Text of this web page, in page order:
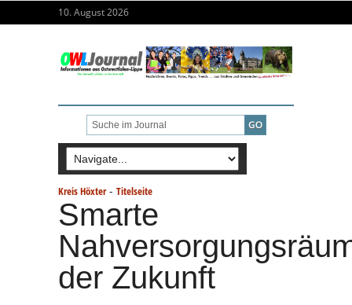
10. August 2026
Kreis Höxter- Titelseite
Smarte
der Zukunft